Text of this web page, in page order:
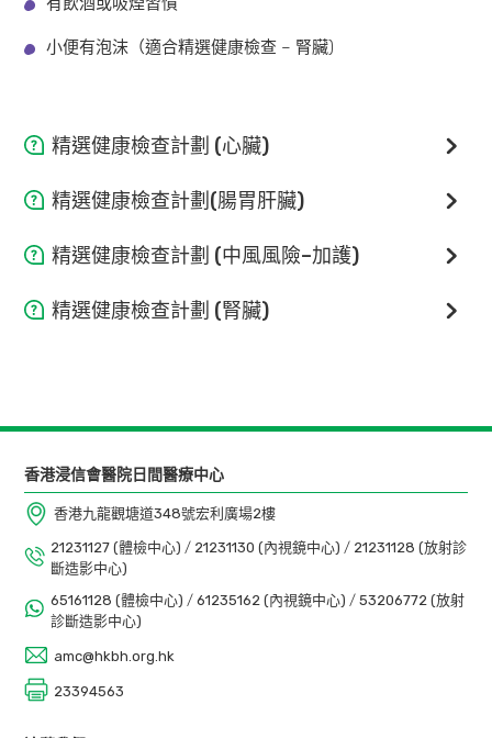
小便有泡沫（適合精選健康檢查 – 腎臟)
精選健康檢查計劃 (心臟)
項目
醫生會面
檢查前、後共兩次
(BMI)
血液檢測
全血計數
-血色素、紅血球、白血球、血小板總數
脂質組合測試
精選健康檢查計劃(腸胃肝臟)
項目
醫生會面
體格檢驗
護理評估、血壓、脈搏、身高、體重指標
(BMI)
血液檢測
全血計數
-血色素、紅血球、白血球、血小板總數
精選健康檢查計劃 (中風風險–加護)
項目
檢查前、後共兩次
體格檢驗
護理評估、血壓、脈搏、身高、體重指標
(BMI)
血液檢測
全血計數
精選健康檢查計劃 (腎臟)
檢查前、後共兩次
體格檢驗
護理評估、血壓、脈搏、身高、體重指標
血液檢測
香港浸信會醫院日間醫療中心
香港九龍觀塘道348號宏利廣場2樓
21231127 (體檢中心) / 21231130 (內視鏡中心) / 21231128 (放射診
斷造影中心)
65161128 (體檢中心) / 61235162 (內視鏡中心) / 53206772 (放射
診斷造影中心)
amc@hkbh.org.hk
23394563